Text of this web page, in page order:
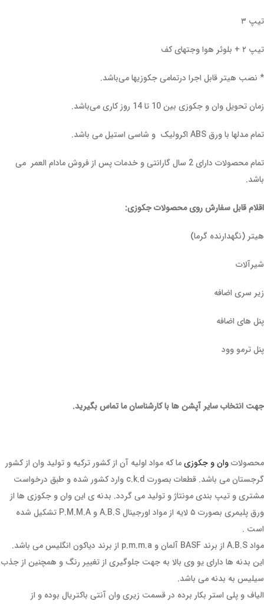
تیپ ۳
تیپ ۲ + بلوئر هوا وجتهای کف
* نصب هیتر قابل اجرا درتمامی جکوزیها می‌باشد.
زمان تحویل وان و جکوزی بین 10 تا 14 روز کاری می‌باشد.
تمام مدلها با ورق ABS اکرولیک و شاسی استیل می باشد.
تمام محصولات دارای 2 سال گارانتی و خدمات پس از فروش مادام العمر می
باشد.
اقلام قابل سفارش روی محصولات جکوزی:
هیتر (نگهدارنده گرما)
شیرآلات
زیر سری اضافه
پنل های اضافه
پنل ترمو وود
جهت انتخاب سایر آپشن ها با کارشناسان ما تماس بگیرید.
محصولاتوان و جکوزیما که مواد اولیه آن از کشور ترکیه و تولید وان از کشور
گرجستان می باشد. قطعات بصورت c.k.d وارد کشور شده و طبق درخواست
مشتری و تیپ بندی مونتاژ و تولید می گردد. بدنه ی این وان و جکوزی ها از
ورق پلیمری بصورت ۵ لایه از مواد اورجینال A.B.S و P.M.M.A تشکیل شده
است .
مواد A.B.S از برند BASF آلمان و p.m.m.a از برند دیاکون انگلیس می باشد.
این بدنه ها دارای یو وی بالا به جهت جلوگیری از تغییر رنگ و همچنین از جذب
سیلیس به بدنه می باشد.
الیاف و پلی استر بکار برده در قسمت زیری وان آنتی باکتریال بوده و از